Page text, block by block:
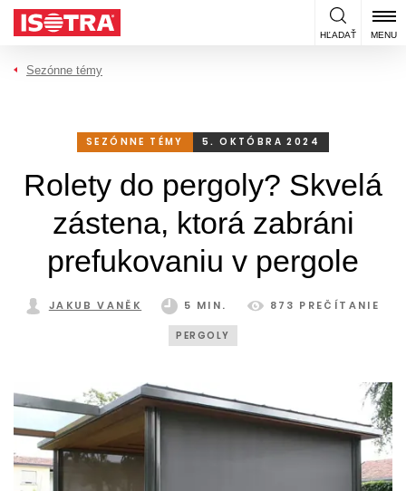
Preskočiť na obsah
HĽADAŤ MENU
Sezónne témy
SEZÓNNE TÉMY 5. OKTÓBRA 2024
Rolety do pergoly? Skvelá
zástena, ktorá zabráni
prefukovaniu v pergole
JAKUB VANĚK 5 MIN. 873 PREČÍTANIE
PERGOLY